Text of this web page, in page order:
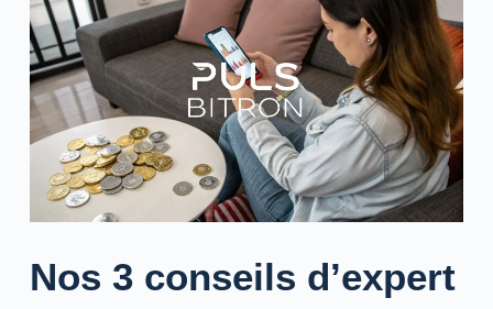
Nos 3 conseils d’expert